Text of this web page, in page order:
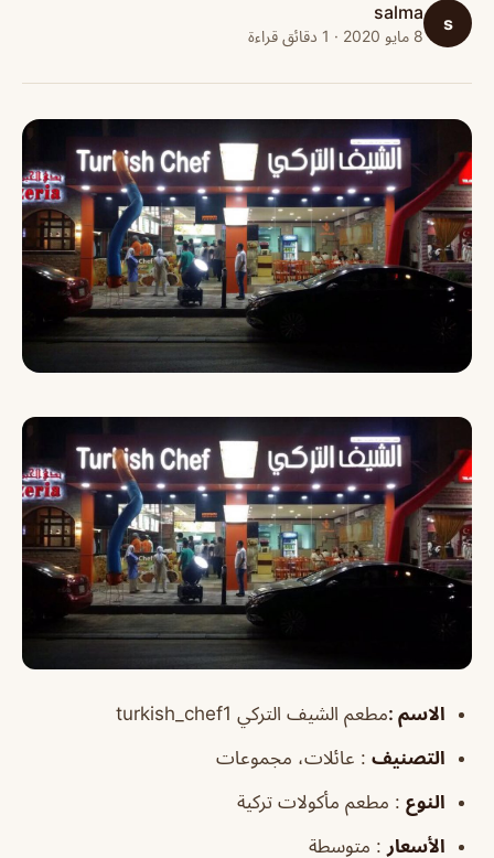
s
salma
8 مايو 2020 · 1 دقائق قراءة
الاسم :مطعم الشيف التركي turkish_chef1
التصنيف : عائلات، مجموعات
النوع : مطعم مأكولات تركية
الأسعار : متوسطة